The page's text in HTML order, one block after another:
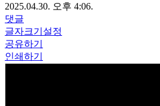
2025.04.30. 오후 4:06.
댓글
글자크기설정
공유하기
인쇄하기